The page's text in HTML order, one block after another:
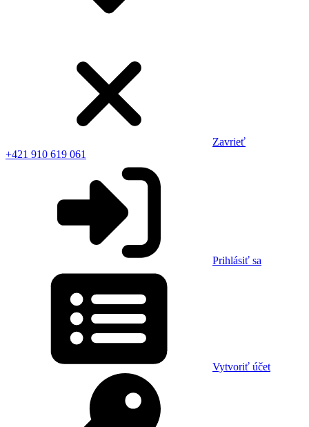
Zavrieť
+421 910 619 061
Prihlásiť sa
Vytvoriť účet